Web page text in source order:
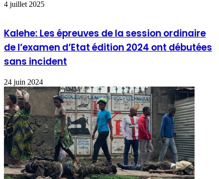
4 juillet 2025
Kalehe: Les épreuves de la session ordinaire
de l’examen d’Etat édition 2024 ont débutées
sans incident
24 juin 2024